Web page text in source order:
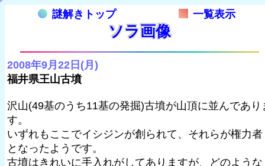
謎解きトップ 一覧表示
ソラ画像
2008年9月22日(月)
福井県王山古墳
沢山(49基のうち11基の発掘)古墳が山頂に並んであり
す。
いずれもここでイシジンが創られて、それらが権力者
となったようです。
古墳はきれいに手入れがしてありますが、どのような